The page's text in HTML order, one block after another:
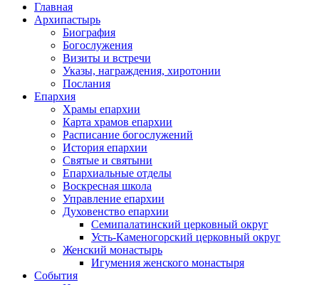
Главная
Архипастырь
Биография
Богослужения
Визиты и встречи
Указы, награждения, хиротонии
Послания
Епархия
Храмы епархии
Карта храмов епархии
Расписание богослужений
История епархии
Святые и святыни
Епархиальные отделы
Воскресная школа
Управление епархии
Духовенство епархии
Семипалатинский церковный округ
Усть-Каменогорский церковный округ
Женский монастырь
Игумения женского монастыря
События